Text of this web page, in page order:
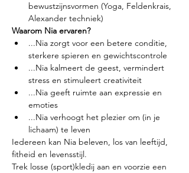
bewustzijnsvormen (Yoga, Feldenkrais,
Alexander techniek)
Waarom Nia ervaren?
...Nia zorgt voor een betere conditie,
sterkere spieren en gewichtscontrole
...Nia kalmeert de geest, vermindert
stress en stimuleert creativiteit
...Nia geeft ruimte aan expressie en
emoties
...Nia verhoogt het plezier om (in je
lichaam) te leven
Iedereen kan Nia beleven, los van leeftijd,
fitheid en levensstijl.
Trek losse (sport)kledij aan en voorzie een